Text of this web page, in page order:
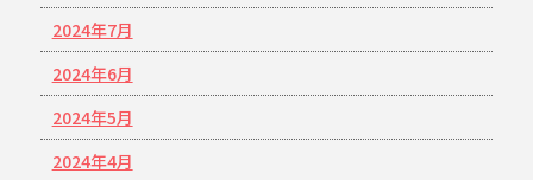
2024年7月
2024年6月
2024年5月
2024年4月